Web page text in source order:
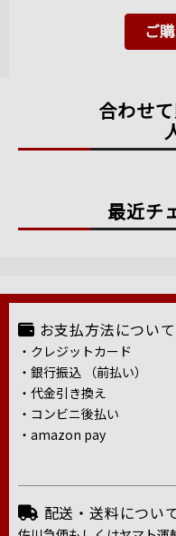
ご
合わせ
最近チ
お支払方法について
・クレジットカード
・銀行振込 （前払い）
・代金引き換え
・コンビニ後払い
・amazon pay
配送・送料につい